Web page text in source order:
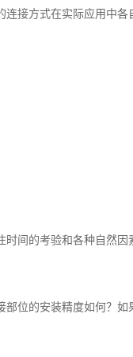
接方式在实际应用中各
间的考验和各种自然因
位的安装精度如何？如